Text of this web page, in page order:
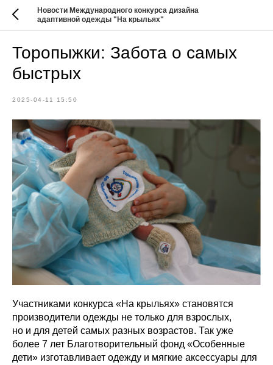
Новости Международного конкурса дизайна
адаптивной одежды "На крыльях"
Торопыжки: Забота о самых
быстрых
2025-04-11 15:50
Участниками конкурса «На крыльях» становятся
производители одежды не только для взрослых,
но и для детей самых разных возрастов. Так уже
более 7 лет Благотворительный фонд «Особенные
дети» изготавливает одежду и мягкие аксессуары для